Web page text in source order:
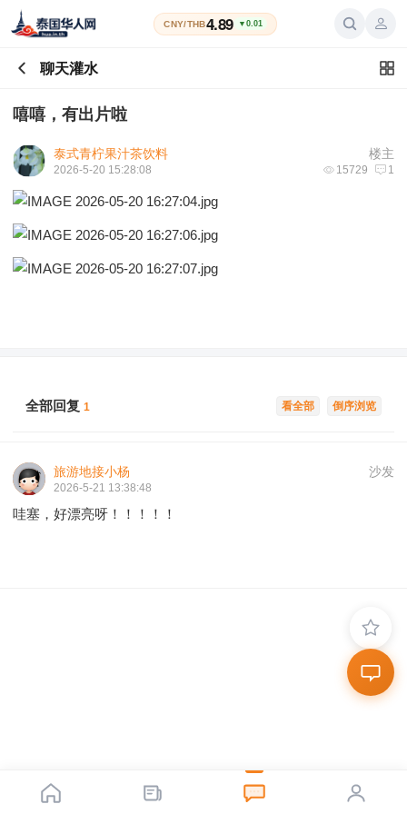
CNY/THB4.89 ▼0.01
聊天灌水
嘻嘻，有出片啦
楼主
泰式青柠果汁茶饮料
15729 1
2026-5-20 15:28:08
倒序浏览
看全部
全部回复 1
沙发
旅游地接小杨
2026-5-21 13:38:48
哇塞，好漂亮呀！！！！！